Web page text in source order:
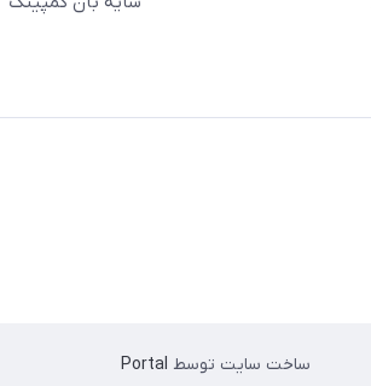
ساخت سایت توسط Portal